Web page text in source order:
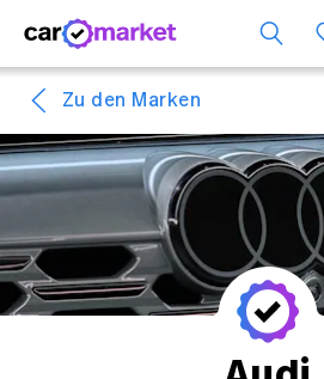
Zu den Marken